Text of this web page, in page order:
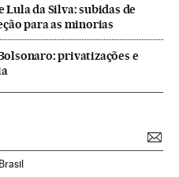
da Silva: subidas de
para as minorias
privatizações e